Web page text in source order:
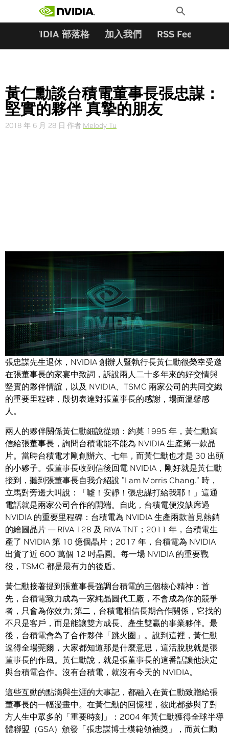
Toggle
Search
NVIDIA 部落格 加入我們 RSS Feeds
黃仁勳談台積電董事長張忠謀：
堅實的夥伴 真摯的朋友
2018 年 6 月 28 日 作者 Melody Tu
Share
日前，全球半導體教父、台積電（TSMC）創辦人暨董事長
張忠謀先生退休，NVIDIA 創辦人暨執行長黃仁勳很榮幸受邀
在張董事長的家宴中致詞，訴說兩人二十多年來的好交情與
堅實的夥伴情誼，以及 NVIDIA、TSMC 兩家公司的共同交織
的重要里程碑，殷切表達對張董事長的感謝，場面溫馨感
人。
兩人的夥伴關係黃仁勳細說從頭：約莫 1995 年，黃仁勳寫
信給張董事長，詢問台積電能不能為 NVIDIA 生產第一款晶
片。當時台積電才剛創辦六、七年，而黃仁勳也才是 30 出頭
的小夥子。張董事長收到信後回電 NVIDIA，剛好就是黃仁勳
接到，聽到張董事長自我介紹說 ”I am Morris Chang.” 時，
立馬對旁邊大叫說：「噓！安靜！張忠謀打給我耶！」這通
電話就是兩家公司合作的開端。自此，台積電便沒缺席過
NVIDIA 的重要里程碑：台積電為 NVIDIA 生產兩款首見熱銷
的繪圖晶片 — RIVA 128 及 RIVA TNT；2011 年，台積電生
產了 NVIDIA 第 10 億個晶片；2017 年，台積電為 NVIDIA
出貨了近 600 萬個 12 吋晶圓。每一場 NVIDIA 的重要戰
役，TSMC 都是最有力的後盾。
黃仁勳接著提到張董事長強調台積電的三個核心精神：首
先，台積電致力成為一家純晶圓代工廠，不會成為你的競爭
者，只會為你效力; 第二，台積電相信長期合作關係，它找的
不只是客戶，而是能讓雙方成長、產生雙贏的事業夥伴。最
後，台積電會為了合作夥伴「跳火圈」。說到這裡，黃仁勳
逗得全場莞爾，大家都知道那是什麼意思，這活脫脫就是張
董事長的作風。黃仁勳說，就是張董事長的這番話讓他決定
與台積電合作。沒有台積電，就沒有今天的 NVIDIA。
這些互動的點滴與生涯的大事記，都融入在黃仁勳致贈給張
董事長的一幅漫畫中。在黃仁勳的回憶裡，彼此都參與了對
方人生中眾多的「重要時刻」：2004 年黃仁勳獲得全球半導
體聯盟（GSA）頒發「張忠謀博士模範領袖獎」，而黃仁勳